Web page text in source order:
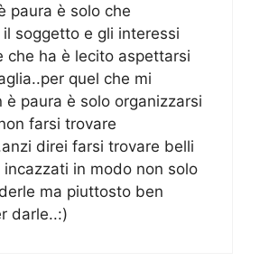
paura è solo che
soggetto e gli interessi
che ha è lecito aspettarsi
quel che mi
è paura è solo organizzarsi
farsi trovare
direi farsi trovare belli
in modo non solo
ma piuttosto ben
darle..:)